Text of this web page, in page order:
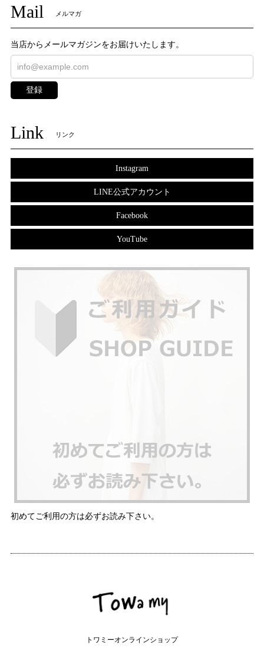
Mail メルマガ
当店からメールマガジンをお届けいたします。
登録
Link リンク
Instagram
LINE公式アカウント
Facebook
YouTube
初めてご利用の方は必ずお読み下さい。
トワミーオンラインショップ